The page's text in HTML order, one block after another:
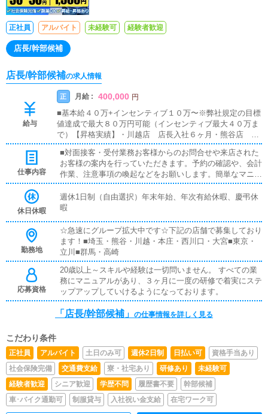
正社員 アルバイト 未経験可 経験者歓迎
店長/幹部候補
店長/幹部候補の求人情報
給与
正 月給 : 400,000 円
■基本給４０万+インセンティブ１０万〜※弊社規定の目標
値達成で最大８０万円可能（インセンティブ最大４０万ま
で）【昇格実績】・川越店 店長入社６ヶ月・熊谷店 店
長入社１１ヶ月
仕事内容
■対面接客・受付業務お客様からのお問合せや来店された
お客様の案内を行っていただきます。予約の確認や、会計
作業、注意事項の喚起などをお願いします。簡単なマニュ
アルや、先輩スタッフに付いて業務内容を見ながら徐々に
覚えていただきますので、未経験の方でも安心して働けま
す。■企画の立案店舗イベントや店舗運営など様々な企画
様のリピート率の向上】【キャストの方の入店数の増加】
など、売上UPに繋がる施策の提案を行っていただきま
す。■キャスト管理お店で働いていただいているキャスト
の方が稼げるようにインターネットを使ったPR（写メ日
記）などの使い方などのアドバイスを行っていただきま
す。■PC更新業務ヘブンネットなど、ポータルサイト等の
店舗情報更新作業を行っていただきます。キャストの出勤
情報やイベント、求人ブログの作成となります。基本的に
はボタンを押すだけや、ブログの更新時に簡単に文字が入
休日休暇
週休1日制（自由選択）年末年始、年次有給休暇、慶弔休
暇
勤務地
☆急速にグループ拡大中です☆下記の店舗で募集しており
ます！■埼玉・熊谷・川越・本庄・西川口・大宮■東京・
立川■群馬・高崎
応募資格
20歳以上～スキルや経験は一切問いません。 すべての業
務にマニュアルがあり、３ヶ月に一度の研修で着実にステ
ップアップしていけるようになっております。
「店長/幹部候補」 の仕事情報を詳しく見る
こだわり条件
正社員 アルバイト 土日のみ可 週休2日制 日払い可
資格手当あり
社会保険完備
交通費支給 寮・社宅あり 研修あり
未経験可
経験者歓迎
シニア歓迎 学歴不問 履歴書不要
幹部候補
車･バイク通勤可
制服貸与 入社祝い金支給 在宅ワーク可